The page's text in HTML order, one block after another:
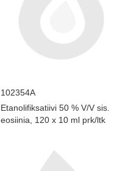
102354A
Etanolifiksatiivi 50 % V/V sis.
eosiinia, 120 x 10 ml prk/ltk